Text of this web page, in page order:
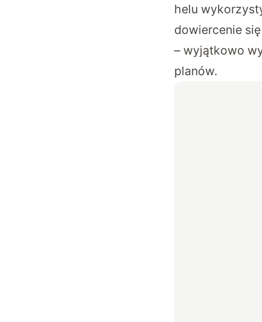
helu
dowiercenie
– wyjątkowo
planów.